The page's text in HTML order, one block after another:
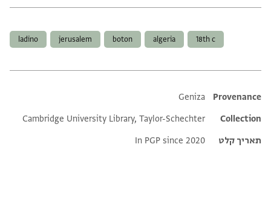
18th c
algeria
boton
jerusalem
ladino
Additional metadata
Provenance
Geniza
Collection
Cambridge University Library, Taylor-Schechter
תאריך קלט
In PGP since 2020